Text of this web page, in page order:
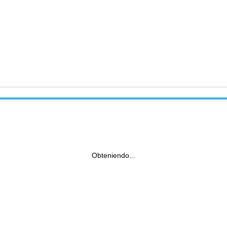
Obteniendo...